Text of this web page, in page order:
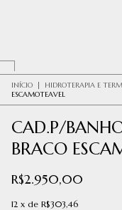
INÍCIO HIDROTERAPIA E
ESCAMOTEAVEL
CAD.P/
BRACO
R$2.950,00
12 x de R$303,46